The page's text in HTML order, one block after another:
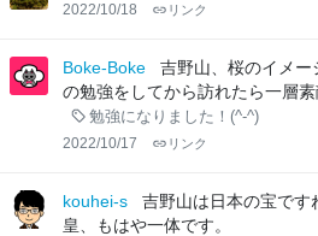
2022/10/18 リンク
Boke-Boke
吉野山、桜のイメー
の勉強をしてから訪れたら一層
勉強になりました！(^-^)
2022/10/17 リンク
kouhei-s
吉野山は日本の宝です
皇、もはや一体です。